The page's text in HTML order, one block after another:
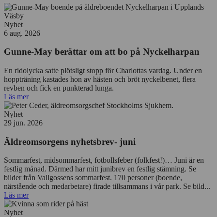
Nyhet
6 aug. 2026
Gunne-May berättar om att bo på Nyckelharpan
En ridolycka satte plötsligt stopp för Charlottas vardag. Under en
hoppträning kastades hon av hästen och bröt nyckelbenet, flera
revben och fick en punkterad lunga.
Läs mer
Nyhet
29 jun. 2026
Äldreomsorgens nyhetsbrev- juni
Sommarfest, midsommarfest, fotbollsfeber (folkfest!)… Juni är en
festlig månad. Därmed har mitt junibrev en festlig stämning. Se
bilder från Vallgossens sommarfest. 170 personer (boende,
närstående och medarbetare) firade tillsammans i vår park. Se bild...
Läs mer
Nyhet